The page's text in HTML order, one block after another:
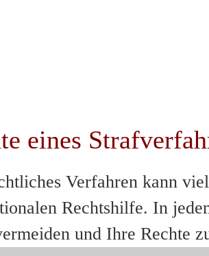
eines
Verfahren kann
Rechtshilfe. In
und Ihre Rechte